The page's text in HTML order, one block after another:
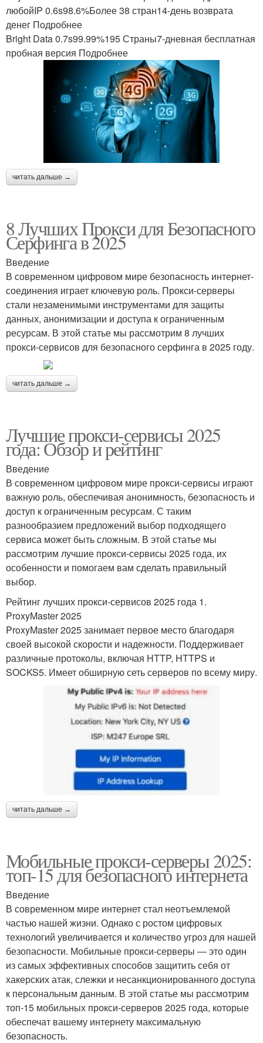
любойIP 0.6s98.6%Более 38 стран14-день возврата
денег Подробнее
Bright Data 0.7s99.99%195 Страны7-дневная бесплатная
пробная версия Подробнее
читать дальше →
8 Лучших Прокси для Безопасного
Серфинга в 2025
Введение
В современном цифровом мире безопасность интернет-
соединения играет ключевую роль. Прокси-серверы
стали незаменимыми инструментами для защиты
данных, анонимизации и доступа к ограниченным
ресурсам. В этой статье мы рассмотрим 8 лучших
прокси-сервисов для безопасного серфинга в 2025 году.
читать дальше →
Лучшие прокси-сервисы 2025
года: Обзор и рейтинг
Введение
В современном цифровом мире прокси-сервисы играют
важную роль, обеспечивая анонимность, безопасность и
доступ к ограниченным ресурсам. С таким
разнообразием предложений выбор подходящего
сервиса может быть сложным. В этой статье мы
рассмотрим лучшие прокси-сервисы 2025 года, их
особенности и помогаем вам сделать правильный
выбор.
Рейтинг лучших прокси-сервисов 2025 года 1.
ProxyMaster 2025
ProxyMaster 2025 занимает первое место благодаря
своей высокой скорости и надежности. Поддерживает
различные протоколы, включая HTTP, HTTPS и
SOCKS5. Имеет обширную сеть серверов по всему миру.
читать дальше →
Мобильные прокси-серверы 2025:
топ-15 для безопасного интернета
Введение
В современном мире интернет стал неотъемлемой
частью нашей жизни. Однако с ростом цифровых
технологий увеличивается и количество угроз для нашей
безопасности. Мобильные прокси-серверы — это один
из самых эффективных способов защитить себя от
хакерских атак, слежки и несанкционированного доступа
к персональным данным. В этой статье мы рассмотрим
топ-15 мобильных прокси-серверов 2025 года, которые
обеспечат вашему интернету максимальную
безопасность.